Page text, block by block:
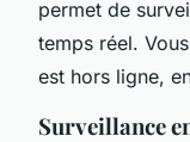
permet de
temps réel.
est hors ligne,
Surveillance